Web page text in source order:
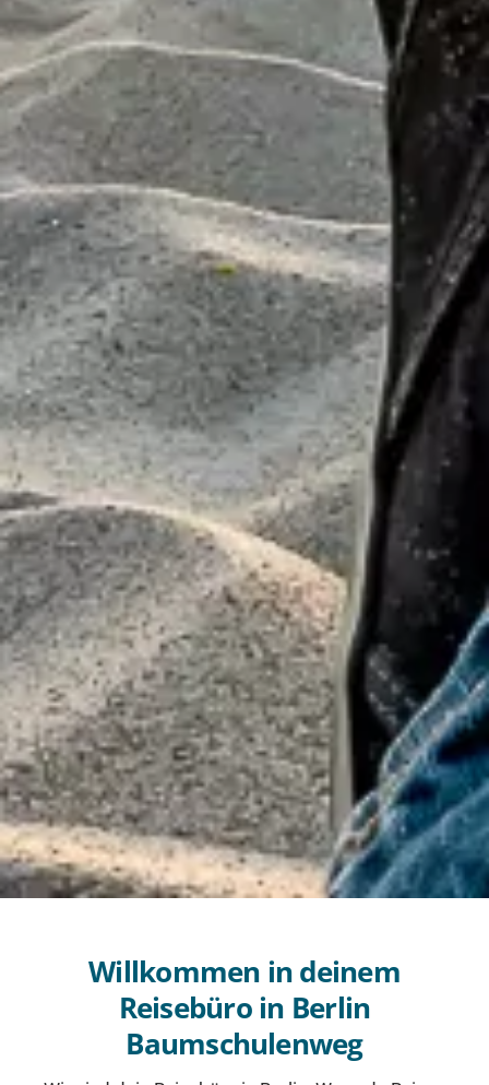
Willkommen in deinem
Reisebüro in Berlin
Baumschulenweg